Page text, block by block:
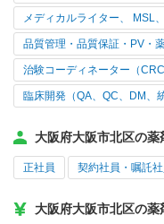
メディカルライター、 MSL
品質管理・品質保証・PV・
治験コーディネーター（CRC
臨床開発（QA、QC、DM、
大阪府大阪市北区の
正社員 契約社員・嘱託
大阪府大阪市北区の